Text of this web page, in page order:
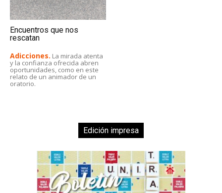
Encuentros que nos
rescatan
Adicciones. La mirada atenta
y la confianza ofrecida abren
oportunidades, como en este
relato de un animador de un
oratorio.
Edición impresa